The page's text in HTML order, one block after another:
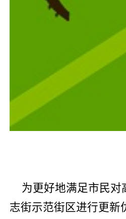
为更好地满足市民对
志街示范街区进行更新